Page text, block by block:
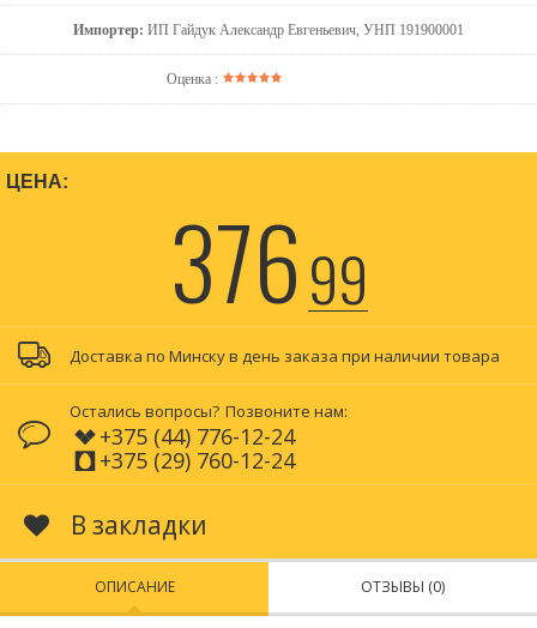
Импортер: ИП Гайдук Александр Евгеньевич, УНП 191900001
Оценка :
ЦЕНА:
37699
Доставка по Минску в день заказа при наличии товара
Остались вопросы? Позвоните нам:
+375 (44) 776-12-24
+375 (29) 760-12-24
В закладки
ОПИСАНИЕ ОТЗЫВЫ (0)